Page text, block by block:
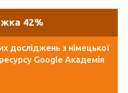
42%
досліджень з німецької
Google Академія